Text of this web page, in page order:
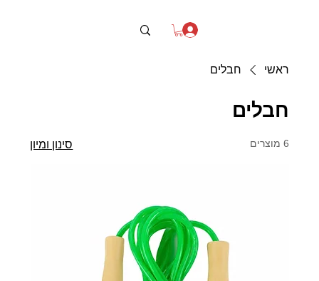
ראשי חבלים
חבלים
6 מוצרים סינון ומיון